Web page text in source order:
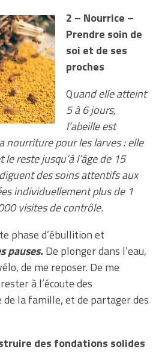
2 – Nourrice –
Prendre soin de
soi et de ses
proches
Quand elle atteint
5 à 6 jours,
l’abeille est
nourriture pour les larves : elle
reste jusqu’à l’âge de 15
des soins attentifs aux
individuellement plus de 1
visites de contrôle.
phase d’ébullition et
pauses.De plonger dans l’eau,
de me reposer. De me
à l’écoute des
la famille, et de partager des
des fondations solides